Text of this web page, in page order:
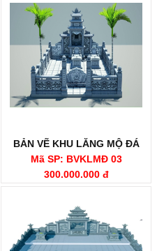
BẢN VẼ KHU LĂNG MỘ ĐÁ
Mã SP: BVKLMĐ 03
300.000.000 đ